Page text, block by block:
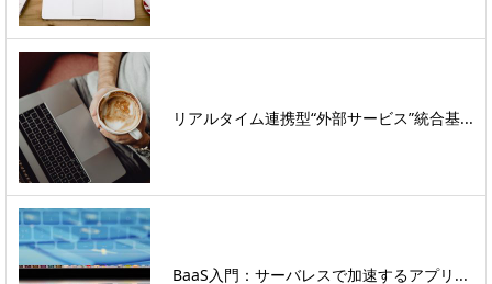
リアルタイム連携型“外部サービス”統合基...
BaaS入門：サーバレスで加速するアプリ...